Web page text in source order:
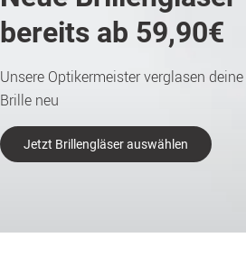
bereits ab 59,90€
Unsere Optikermeister verglasen
Brille neu
Jetzt Brillengläser auswählen